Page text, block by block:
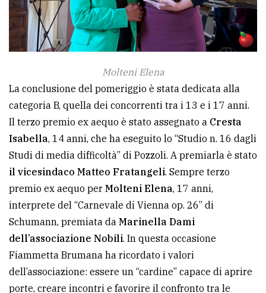
Molteni Elena
La conclusione del pomeriggio è stata dedicata alla
categoria B, quella dei concorrenti tra i 13 e i 17 anni.
Il terzo premio ex aequo è stato assegnato a Cresta
Isabella, 14 anni, che ha eseguito lo “Studio n. 16 dagli
Studi di media difficoltà” di Pozzoli. A premiarla è stato
il vicesindaco Matteo Fratangeli. Sempre terzo
premio ex aequo per Molteni Elena, 17 anni,
interprete del “Carnevale di Vienna op. 26” di
Schumann, premiata da Marinella Dami
dell’associazione Nobili. In questa occasione
Fiammetta Brumana ha ricordato i valori
dell’associazione: essere un “cardine” capace di aprire
porte, creare incontri e favorire il confronto tra le